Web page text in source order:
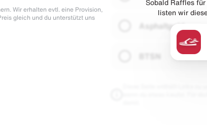
Wir erhalten evtl. eine Provision,
gleich und du unterstützt uns
Asphaltgold
Sobald Raffles
listen wir